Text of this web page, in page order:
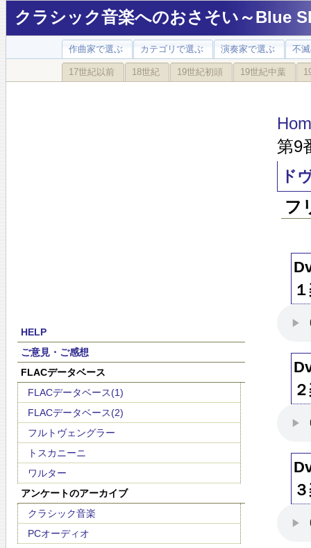
クラシック音楽へのおさそい～Blue
作曲家で選ぶ カテゴリで選ぶ 演奏家で選ぶ 不
17世紀以前 18世紀 19世紀初頭 19世紀中葉
HELP
ご意見・ご感想
FLACデータベース
FLACデータベース(1)
FLACデータベース(2)
フルトヴェングラー
トスカニーニ
ワルター
アンケートのアーカイブ
クラシック音楽
PCオーディオ
第9
ド
フ